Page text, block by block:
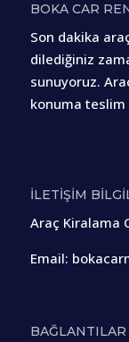
BOKA CAR
Son dakika
dilediğiniz
sunuyoruz.
konuma teslim
İLETİŞİM
Araç Kiralama
Email:
BAĞLANTILAR